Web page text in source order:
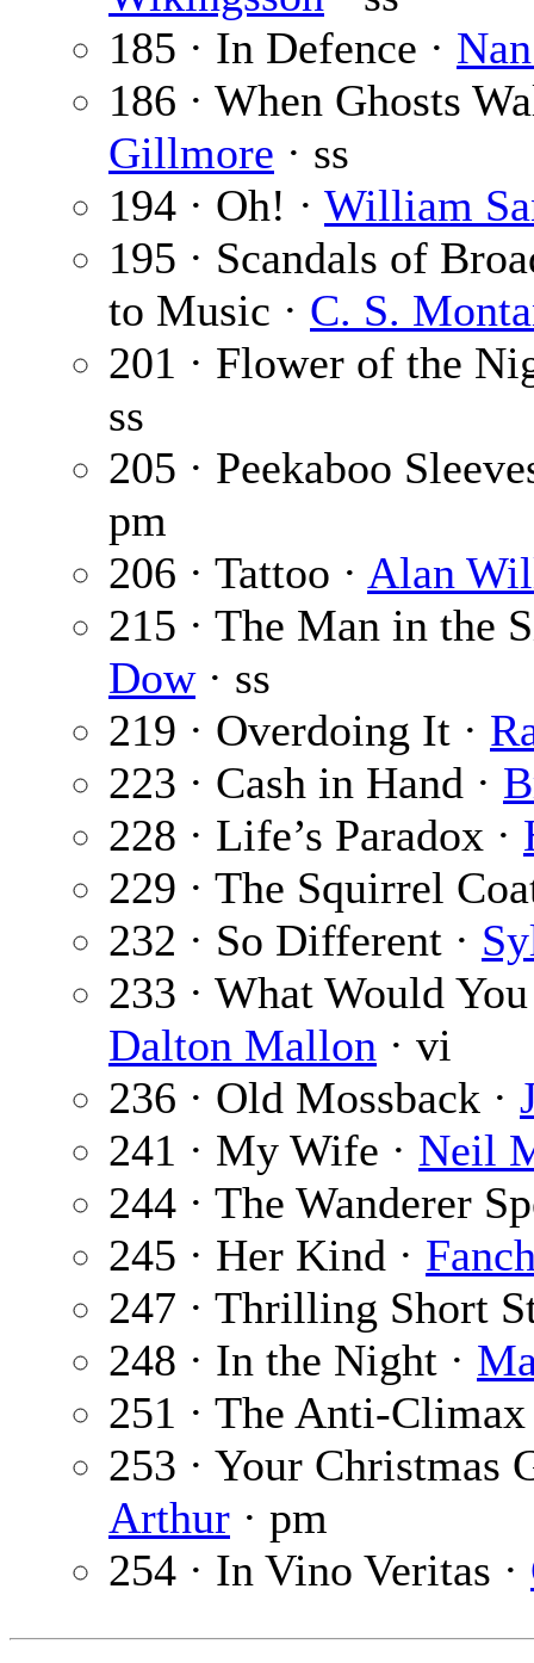
185 · In Defence ·
186 · When Ghosts
Gillmore · ss
194 · Oh! · William
195 · Scandals of
to Music · C. S.
201 · Flower of the
ss
205 · Peekaboo
pm
206 · Tattoo · Alan
215 · The Man in the
Dow· ss
219 · Overdoing It ·
223 · Cash in Hand ·
228 · Life’s Paradox ·
229 · The Squirrel
232 · So Different ·
233 · What Would
Dalton Mallon · vi
236 · Old Mossback ·
241 · My Wife · Neil
244 · The Wanderer
245 · Her Kind ·
247 · Thrilling Short
248 · In the Night ·
251 · The Anti-
253 · Your Christmas
Arthur · pm
254 · In Vino Veritas ·